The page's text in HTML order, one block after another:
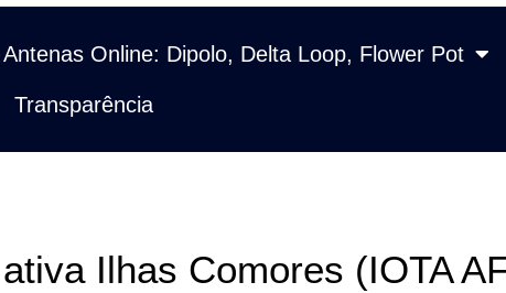
Online: Dipolo, Delta Loop, Flower Pot
Transparência
Ilhas Comores (IOTA